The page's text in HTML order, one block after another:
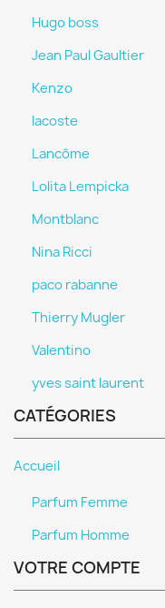
Hugo boss
Jean Paul Gaultier
Kenzo
lacoste
Lancôme
Lolita Lempicka
Montblanc
Nina Ricci
paco rabanne
Thierry Mugler
Valentino
yves saint laurent
CATÉGORIES
Accueil
Parfum Femme
Parfum Homme
VOTRE COMPTE